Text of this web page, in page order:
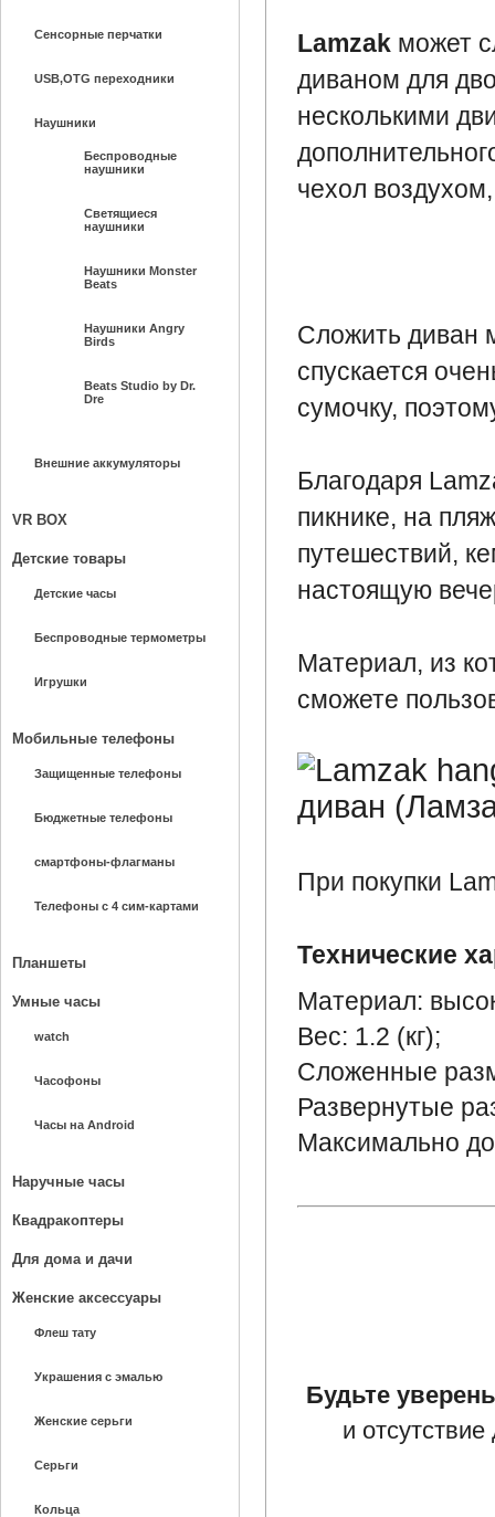
Сенсорные перчатки
USB,OTG переходники
Наушники
Беспроводные
наушники
Светящиеся
наушники
Наушники Monster
Beats
Наушники Angry
Birds
Beats Studio by Dr.
Dre
Внешние аккумуляторы
VR BOX
Детские товары
Детские часы
Беспроводные термометры
Игрушки
Мобильные телефоны
Защищенные телефоны
Бюджетные телефоны
смартфоны-флагманы
Телефоны с 4 сим-картами
Планшеты
Умные часы
watch
Часофоны
Часы на Android
Наручные часы
Квадракоптеры
Для дома и дачи
Женские аксессуары
Флеш тату
Украшения с эмалью
Женские серьги
Серьги
Кольца
Lamzak может
диваном для
несколькими
чехол
Сложить диван
спускается
сумочку,
Благодаря
пикнике, на
путешествий,
настоящую
Материал, из
сможете
При покупки
Технические
Материал:
Вес: 1.2 (кг);
Сложенные
Развернутые
Максимально
Будьте
и